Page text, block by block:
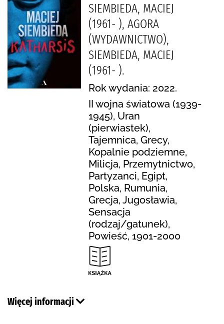
SIEMBIEDA, MACIEJ
(1961- ), AGORA
(WYDAWNICTWO),
SIEMBIEDA, MACIEJ
(1961- ).
Rok wydania: 2022.
II wojna światowa (1939-
1945), Uran
(pierwiastek),
Tajemnica, Grecy,
Kopalnie podziemne,
Milicja, Przemytnictwo,
Partyzanci, Egipt,
Polska, Rumunia,
Grecja, Jugosławia,
Sensacja
(rodzaj/gatunek),
Powieść, 1901-2000
Więcej informacji